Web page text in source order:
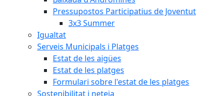
Pressupostos Participatius de Joventut
3x3 Summer
Igualtat
Serveis Municipals i Platges
Estat de les aigües
Estat de les platges
Formulari sobre l'estat de les platges
Sostenibilitat i neteja